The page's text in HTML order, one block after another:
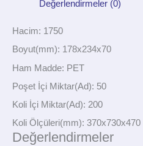
Değerlendirmeler (0)
Hacim: 1750
Boyut(mm): 178x234x70
Ham Madde: PET
Poşet İçi Miktar(Ad): 50
Koli İçi Miktar(Ad): 200
Koli Ölçüleri(mm): 370x730x470
Değerlendirmeler